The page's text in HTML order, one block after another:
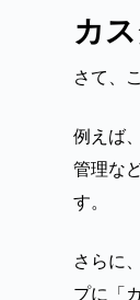
カ
さて、
例えば
管理な
す。
さらに
プに「